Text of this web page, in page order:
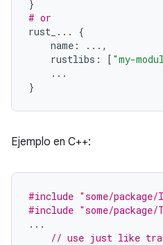
}
# or
rust_ ...
{
name : ... ,
rustlibs : [ "my-
...
}
Ejemplo en C++:
#include "some/
#include "some/
...
// use just like